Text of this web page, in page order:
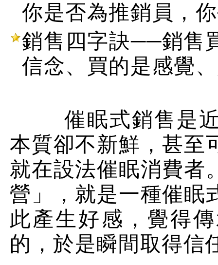
你是否為推銷員，
銷售四字訣──銷售
信念、買的是感覺
催眠式銷售是近
本質卻不新鮮，甚至
就在設法催眠消費者
營」，就是一種催眠
此產生好感，覺得
的，於是瞬間取得信